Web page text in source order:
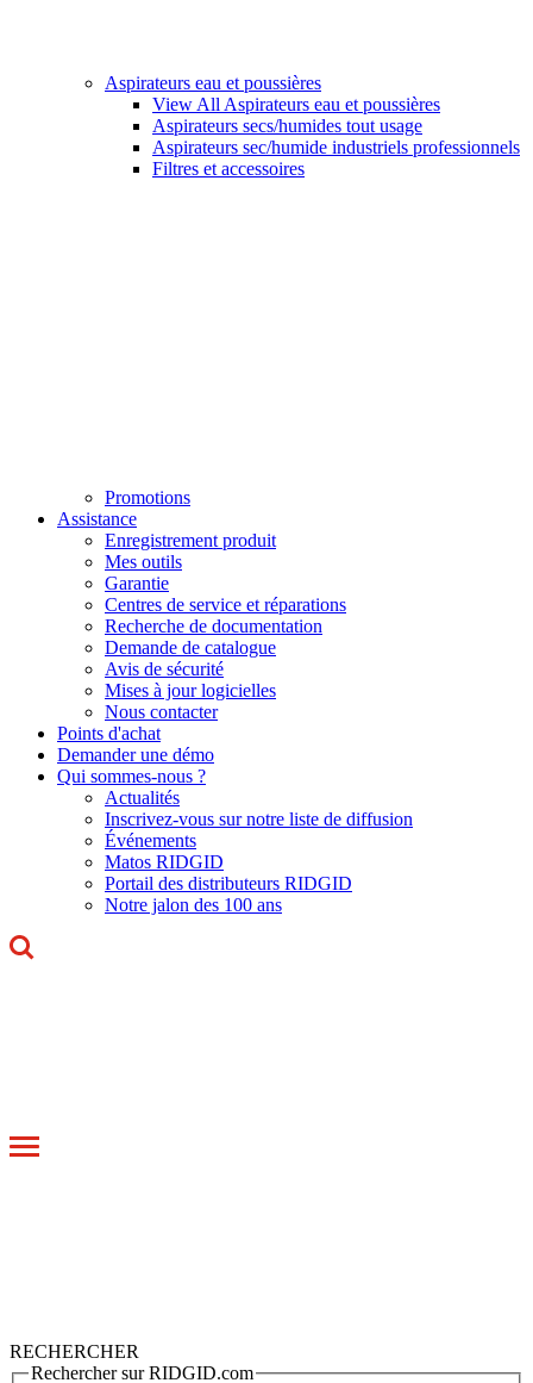
Aspirateurs eau et poussières
View All Aspirateurs eau et poussières
Aspirateurs secs/humides tout usage
Aspirateurs sec/humide industriels professionnels
Filtres et accessoires
Promotions
Assistance
Enregistrement produit
Mes outils
Garantie
Centres de service et réparations
Recherche de documentation
Demande de catalogue
Avis de sécurité
Mises à jour logicielles
Nous contacter
Points d'achat
Demander une démo
Qui sommes-nous ?
Actualités
Inscrivez-vous sur notre liste de diffusion
Événements
Matos RIDGID
Portail des distributeurs RIDGID
Notre jalon des 100 ans
Toggle
RECHERCHER
Rechercher sur RIDGID.com